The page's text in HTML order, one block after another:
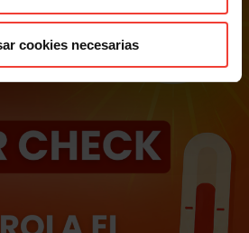
cookies necesarias